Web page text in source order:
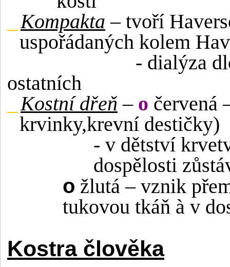
Kompakta – tvoří
uspořádaných kolem
- dialýza
ostatních
Kostní dřeň – o červená
krvinky,krevní destičky)
- v dětství
dospělosti
o žlutá – vznik
tukovou tkáň à v
Kostra člověka